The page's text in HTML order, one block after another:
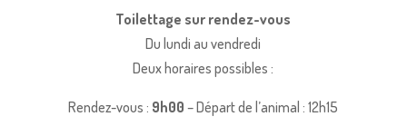
Toilettage sur rendez-vous
Du lundi au vendredi
Deux horaires possibles :
Rendez-vous : 9h00 – Départ de l’animal : 12h15